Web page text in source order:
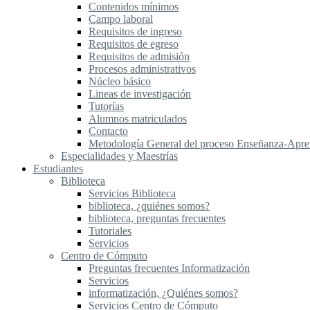
Contenidos mínimos
Campo laboral
Requisitos de ingreso
Requisitos de egreso
Requisitos de admisión
Procesos administrativos
Núcleo básico
Lineas de investigación
Tutorías
Alumnos matriculados
Contacto
Metodología General del proceso Enseñanza-
Especialidades y Maestrías
Estudiantes
Biblioteca
Servicios Biblioteca
biblioteca, ¿quiénes somos?
biblioteca, preguntas frecuentes
Tutoriales
Servicios
Centro de Cómputo
Preguntas frecuentes Informatización
Servicios
informatización, ¿Quiénes somos?
Servicios Centro de Cómputo